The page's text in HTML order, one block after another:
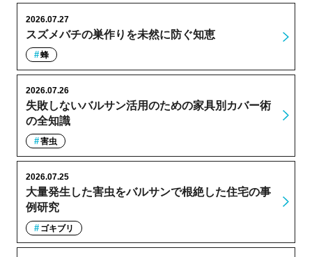
スズメバチの巣作りを未然に防ぐ知恵
2026.07.27
蜂
失敗しないバルサン活用のための家具別カバー術
の全知識
2026.07.26
害虫
大量発生した害虫をバルサンで根絶した住宅の事
例研究
2026.07.25
ゴキブリ